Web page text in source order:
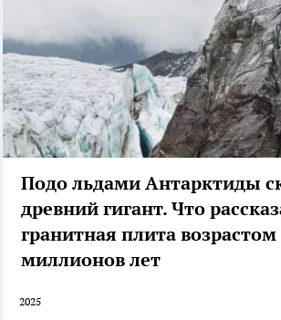
Подо льдами Антарктиды
древний гигант. Что
гранитная плита возрастом
миллионов лет
2025